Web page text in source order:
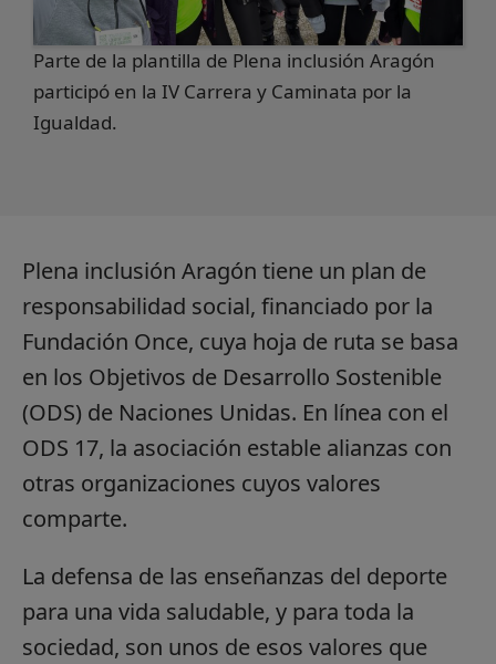
Parte de la plantilla de Plena inclusión Aragón
participó en la IV Carrera y Caminata por la
Igualdad.
Plena inclusión Aragón tiene un plan de
responsabilidad social, financiado por la
Fundación Once, cuya hoja de ruta se basa
en los Objetivos de Desarrollo Sostenible
(ODS) de Naciones Unidas. En línea con el
ODS 17, la asociación estable alianzas con
otras organizaciones cuyos valores
comparte.
La defensa de las enseñanzas del deporte
para una vida saludable, y para toda la
sociedad, son unos de esos valores que